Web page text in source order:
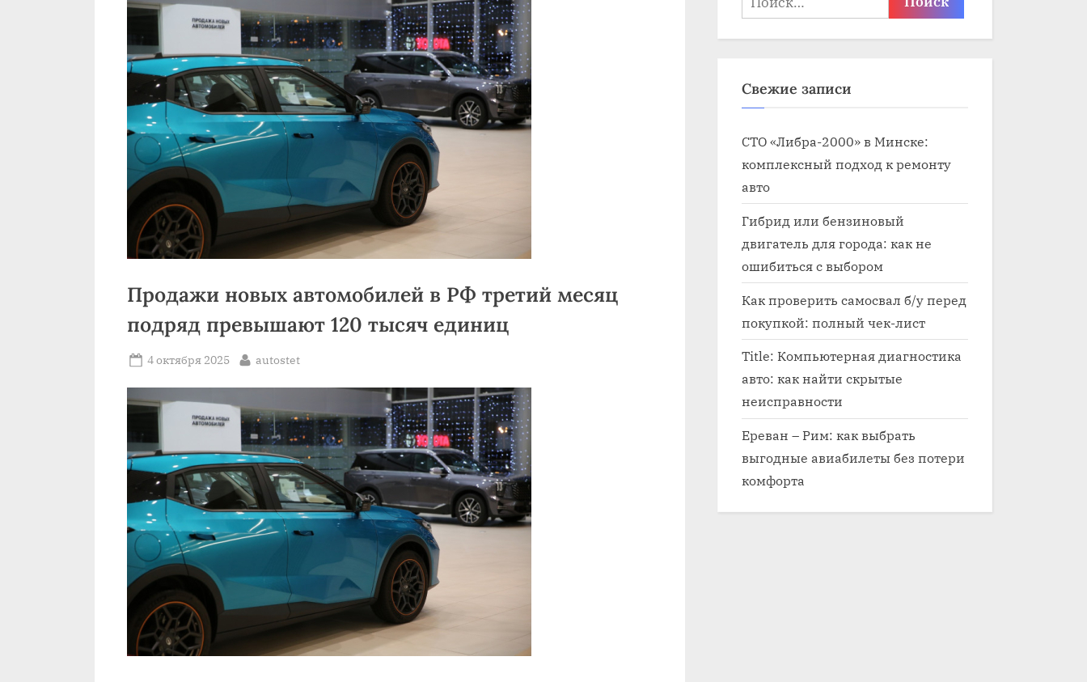
Продажи новых автомобилей в РФ третий месяц
подряд превышают 120 тысяч единиц
Posted
4 октября 2025 By
autostet
Свежие записи
СТО «Либра-2000» в Минске:
комплексный подход к ремонту
авто
Гибрид или бензиновый
двигатель для города: как не
ошибиться с выбором
Как проверить самосвал б/у перед
покупкой: полный чек-лист
Title: Компьютерная диагностика
авто: как найти скрытые
неисправности
Ереван – Рим: как выбрать
выгодные авиабилеты без потери
комфорта